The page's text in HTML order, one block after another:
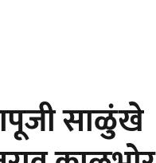
साळुंखे